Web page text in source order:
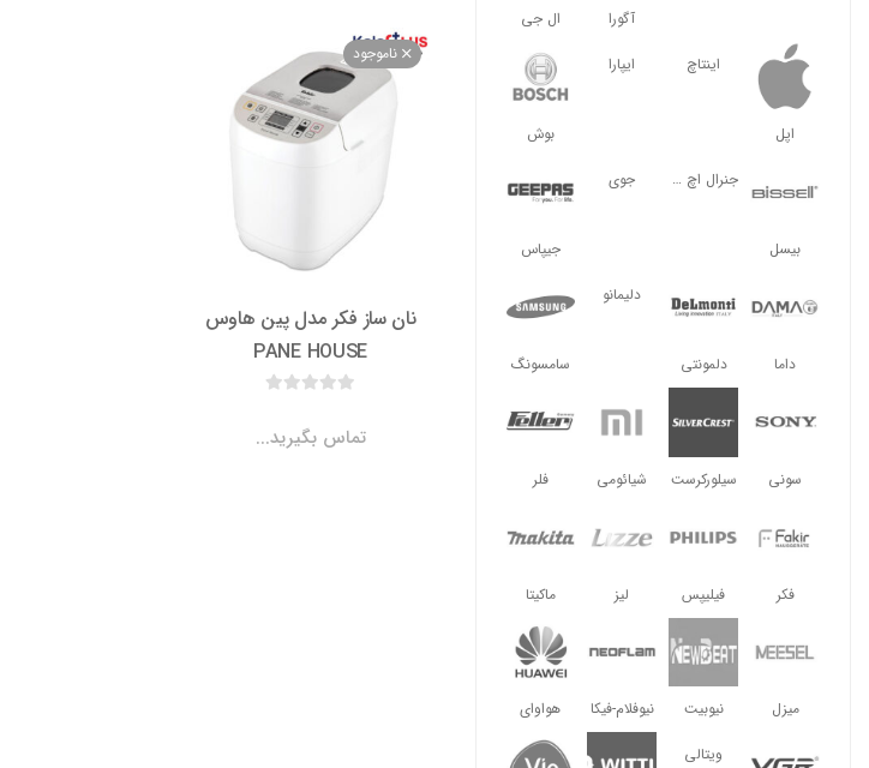
ناموجود
نان ساز فکر مدل پین هاوس
PANE HOUSE
تماس بگیرید...
آگورا ال جی
اپل
اینتاچ ایپارا
بوش
بیسل
جنرال اچ ال جوی
جیپاس
داما دلمونتی
دلیمانو
سامسونگ
سونی سیلورکرست شیائومی فلر
فکر فیلیپس لیز ماکیتا
میزل نیوبیت نیوفلام-فیکا هواوای
ویتالی